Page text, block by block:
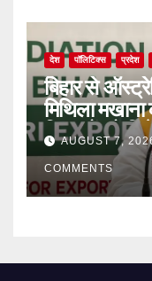
देश पॉलिटिक्स प्रदेश
बिहार से
मिथिला
किसानों को
AUGUST 7,
COMMENTS